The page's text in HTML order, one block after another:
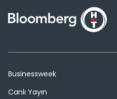
Businessweek
Canlı Yayın